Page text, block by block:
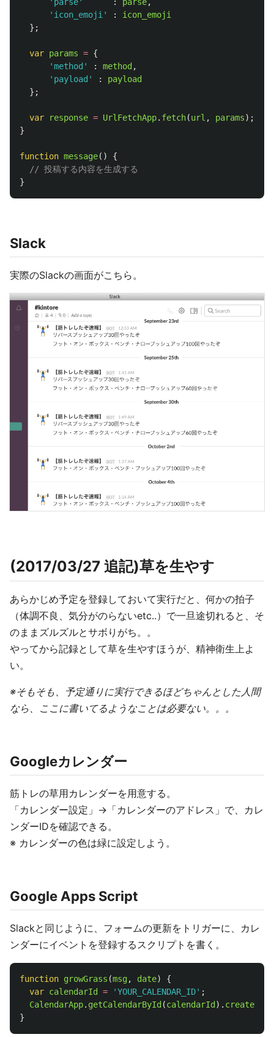
' icon_emoji ' :
icon_emoji
};
var params = {
'method ' : method ,
' payload ' :
payload
};
var response = UrlFetchApp. fetch(url , params);
}
function message()
{
// 投稿する内容を生成する
}
Slack
実際のSlackの画面がこちら。
(2017/03/27 追記)草を生やす
あらかじめ予定を登録しておいて実行だと、何かの拍子
（体調不良、気分がのらないetc..）で一旦途切れると、そ
のままズルズルとサボりがち。。
やってから記録として草を生やすほうが、精神衛生上よ
い。
※そもそも、予定通りに実行できるほどちゃんとした人間
なら、ここに書いてるようなことは必要ない。。。
Googleカレンダー
筋トレの草用カレンダーを用意する。
「カレンダー設定」->「カレンダーのアドレス」で、カレ
ンダーIDを確認できる。
※ カレンダーの色は緑に設定しよう。
Google Apps Script
Slackと同じように、フォームの更新をトリガーに、カレ
ンダーにイベントを登録するスクリプトを書く。
function growGrass (msg, date)
{
var calendarId = 'YOUR_CALENDAR_ID' ;
CalendarApp. getCalendarById (calendarId ).
}